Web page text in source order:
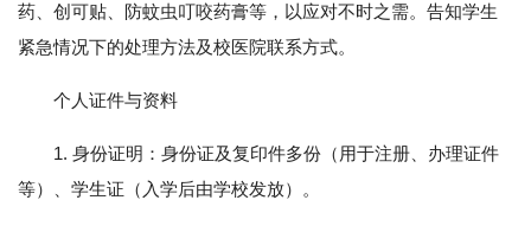
药、创可贴、防蚊虫叮咬药膏等，以应对不时之需。告知学生
紧急情况下的处理方法及校医院联系方式。
个人证件与资料
1. 身份证明：身份证及复印件多份（用于注册、办理证件
等）、学生证（入学后由学校发放）。